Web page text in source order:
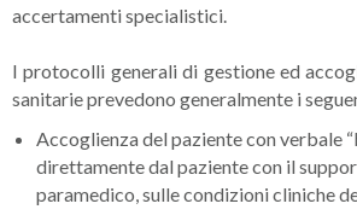
accertamenti specialistici.
I protocolli generali di gestione ed
sanitarie prevedono generalmente i
Accoglienza del paziente con verbale
direttamente dal paziente con il
paramedico, sulle condizioni cliniche